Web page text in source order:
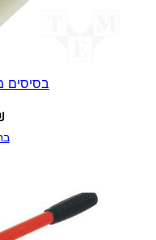
בסיסים